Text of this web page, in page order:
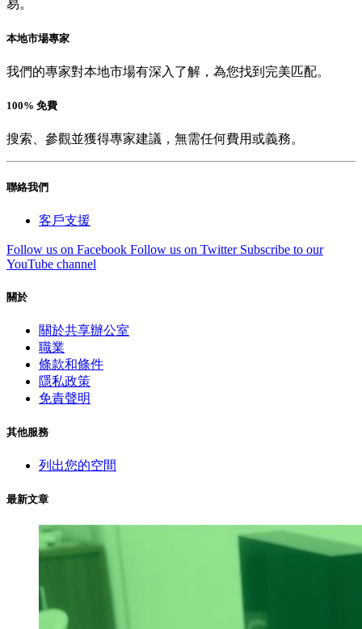
易。
本地市場專家
我們的專家對本地市場有深入了解，為您找到完美匹配。
100% 免費
搜索、參觀並獲得專家建議，無需任何費用或義務。
聯絡我們
客戶支援
Follow us on Facebook Follow us on Twitter Subscribe to our
YouTube channel
關於
關於共享辦公室
職業
條款和條件
隱私政策
免責聲明
其他服務
列出您的空間
最新文章